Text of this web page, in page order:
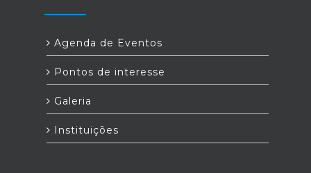
Agenda de Eventos
Pontos de interesse
Galeria
Instituições